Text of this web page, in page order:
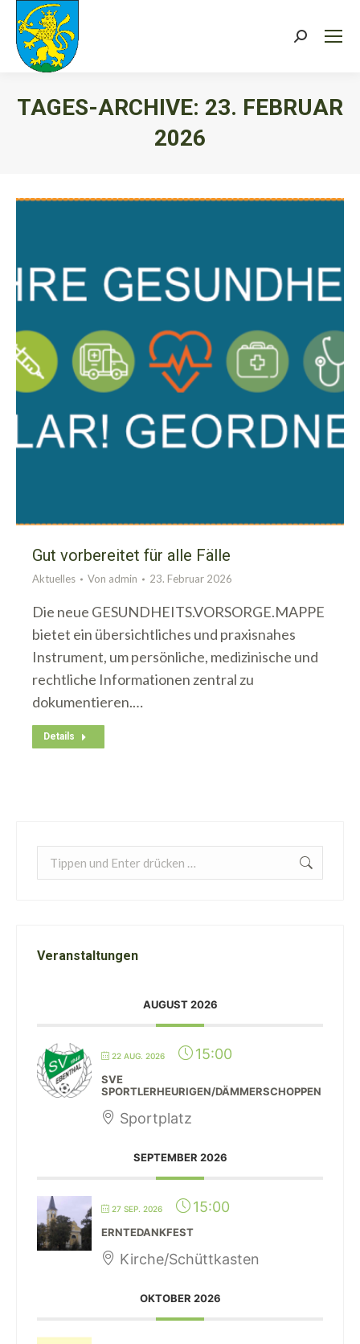
Search:
TAGES-ARCHIVE: 23. FEBRUAR
2026
Gut vorbereitet für alle Fälle
Aktuelles Von admin 23. Februar 2026
Die neue GESUNDHEITS.VORSORGE.MAPPE
bietet ein übersichtliches und praxisnahes
Instrument, um persönliche, medizinische und
rechtliche Informationen zentral zu
dokumentieren.…
Details
Search:
Veranstaltungen
AUGUST 2026
22 AUG. 2026 15:00
SVE
SPORTLERHEURIGEN/DÄMMERSCHOPPEN
Sportplatz
SEPTEMBER 2026
27 SEP. 2026 15:00
ERNTEDANKFEST
Kirche/Schüttkasten
OKTOBER 2026